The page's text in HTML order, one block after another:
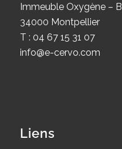
Immeuble Oxygène – B
34000 Montpellier
T : 04 67 15 31 07
info@e-cervo.com
Liens